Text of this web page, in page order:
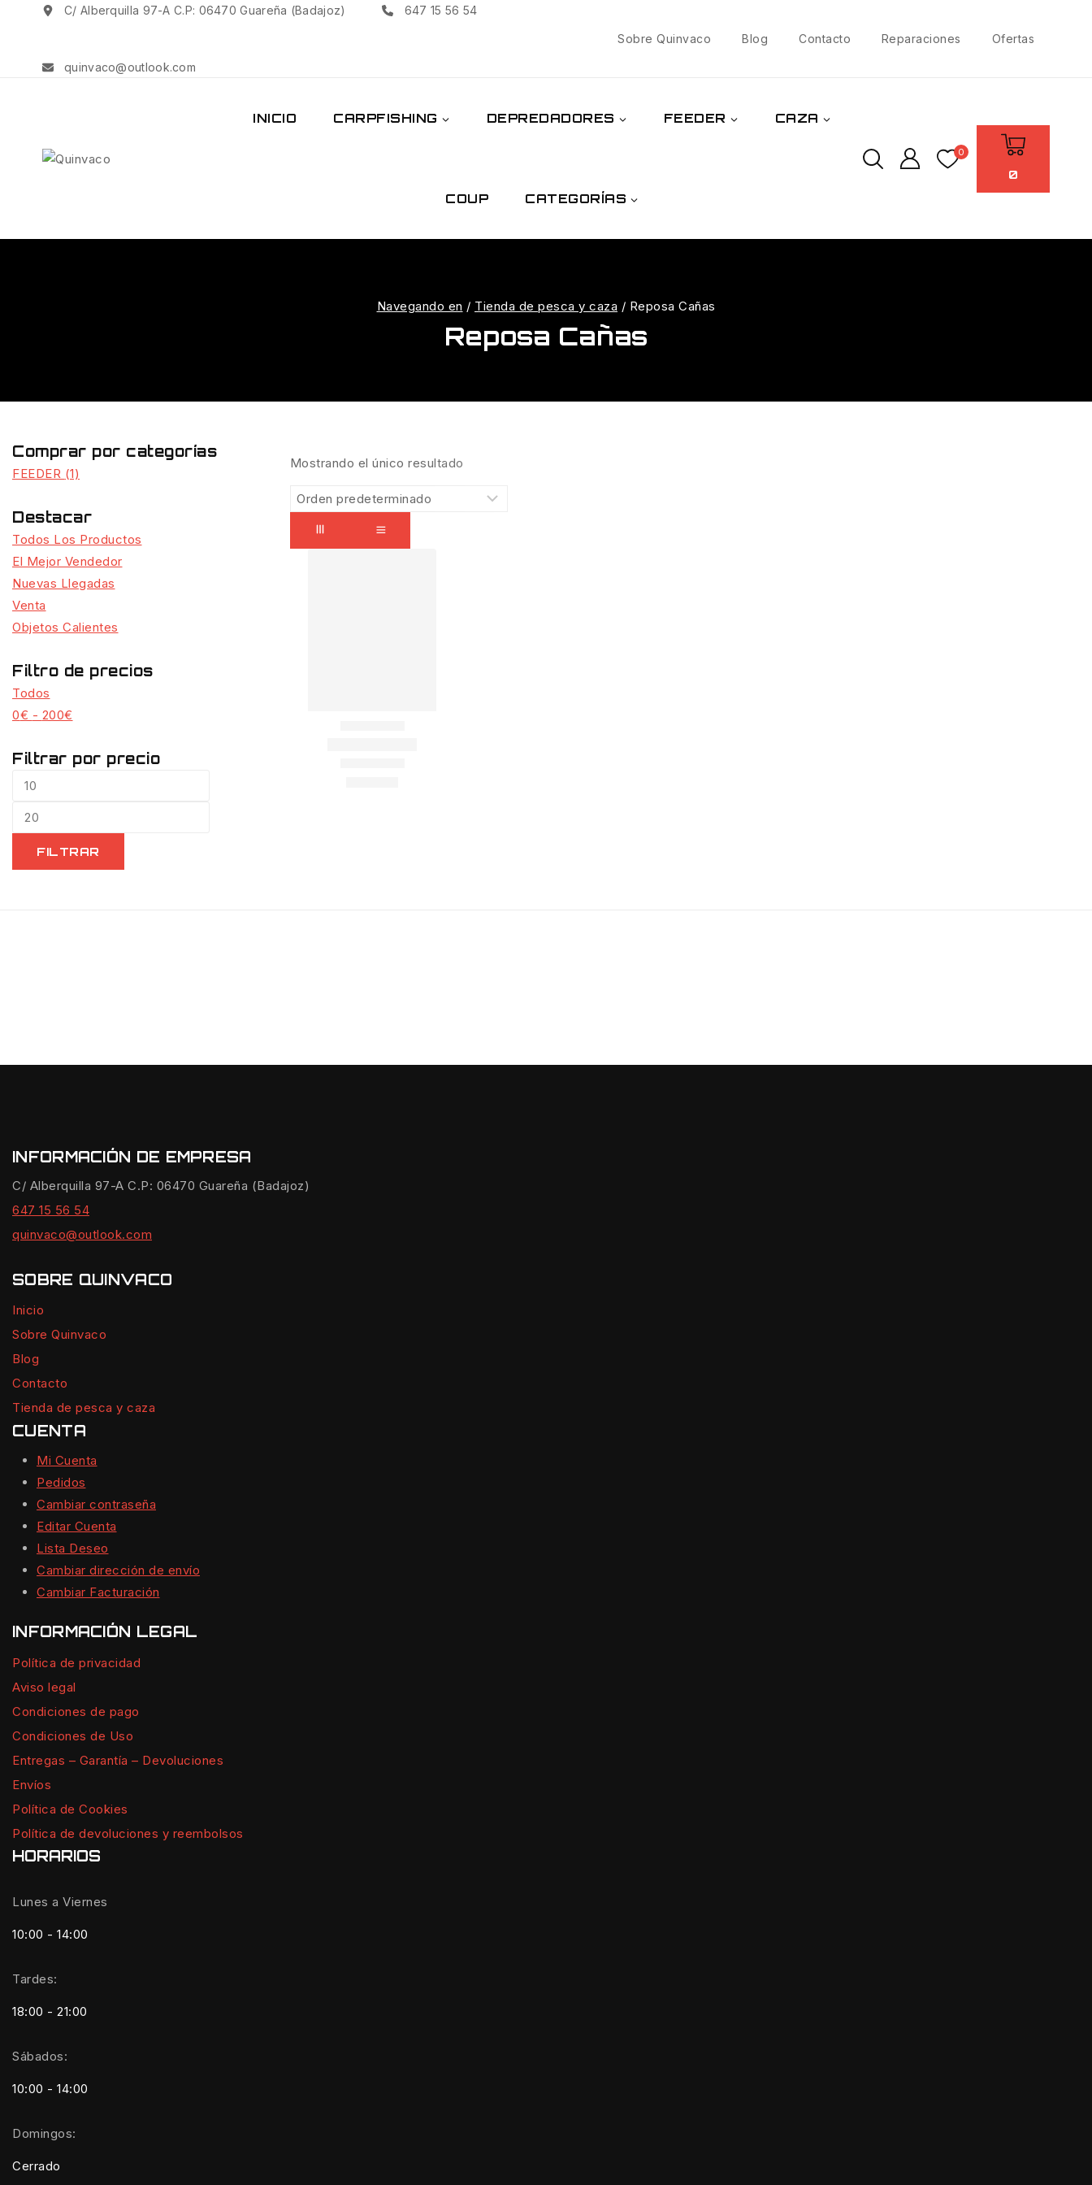
C/ Alberquilla 97-A C.P: 06470 Guareña (Badajoz) 647 15 56 54
quinvaco@outlook.com
Sobre Quinvaco Blog Contacto Reparaciones Ofertas
INICIO CARPFISHING DEPREDADORES FEEDER CAZA
COUP CATEGORÍAS
0
0
Navegando en / Tienda de pesca y caza / Reposa Cañas
Reposa Cañas
Mostrando el único resultado
Comprar por categorías
FEEDER (1)
Destacar
Todos Los Productos
El Mejor Vendedor
Nuevas Llegadas
Venta
Objetos Calientes
Filtro de precios
Todos
0€ - 200€
Filtrar por precio
FILTRAR
INFORMACIÓN DE EMPRESA
C/ Alberquilla 97-A C.P: 06470 Guareña (Badajoz)
647 15 56 54
quinvaco@outlook.com
SOBRE QUINVACO
Inicio
Sobre Quinvaco
Blog
Contacto
Tienda de pesca y caza
CUENTA
Mi Cuenta
Pedidos
Cambiar contraseña
Editar Cuenta
Lista Deseo
Cambiar dirección de envío
Cambiar Facturación
INFORMACIÓN LEGAL
Política de privacidad
Aviso legal
Condiciones de pago
Condiciones de Uso
Entregas – Garantía – Devoluciones
Envíos
Política de Cookies
Política de devoluciones y reembolsos
HORARIOS
Lunes a Viernes
10:00 - 14:00
Tardes:
18:00 - 21:00
Sábados:
10:00 - 14:00
Domingos:
Cerrado